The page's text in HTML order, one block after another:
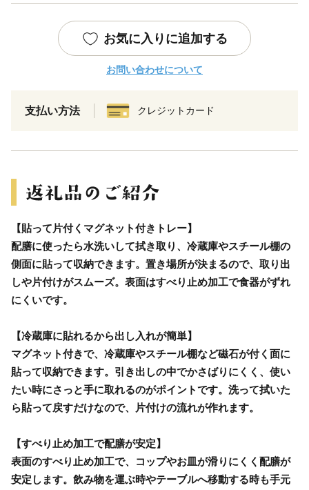
お気に入りに追加する
お問い合わせについて
支払い方法 クレジットカード
【貼って片付くマグネット付きトレー】
配膳に使ったら水洗いして拭き取り、冷蔵庫やスチール棚の
側面に貼って収納できます。置き場所が決まるので、取り出
しや片付けがスムーズ。表面はすべり止め加工で食器がずれ
にくいです。
【冷蔵庫に貼れるから出し入れが簡単】
マグネット付きで、冷蔵庫やスチール棚など磁石が付く面に
貼って収納できます。引き出しの中でかさばりにくく、使い
たい時にさっと手に取れるのがポイントです。洗って拭いた
ら貼って戻すだけなので、片付けの流れが作れます。
【すべり止め加工で配膳が安定】
表面のすべり止め加工で、コップやお皿が滑りにくく配膳が
安定します。飲み物を運ぶ時やテーブルへ移動する時も手元